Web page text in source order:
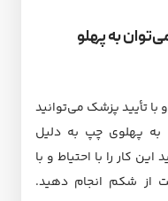
به پهلو
اسلیو و با تأیید پزشک می‌توانید
به پهلوی چپ به دلیل
کار را با احتیاط و با
از شکم انجام دهید.